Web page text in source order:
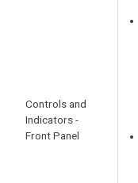
Controls and
Indicators -
Front Panel